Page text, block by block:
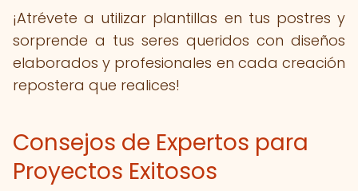
¡Atrévete a utilizar plantillas en tus postres y
sorprende a tus seres queridos con diseños
elaborados y profesionales en cada creación
repostera que realices!
Consejos de Expertos para
Proyectos Exitosos